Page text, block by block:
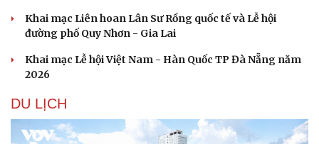
Văn hóa
Sân khấu - Điện ảnh
Văn học
Âm nhạc
Sao Việt
Khai mạc Liên hoan Lân Sư Rồng quốc tế và Lễ hội
đường phố Quy Nhơn - Gia Lai
Khai mạc Lễ hội Việt Nam - Hàn Quốc TP Đà Nẵng năm
2026
DU LỊCH